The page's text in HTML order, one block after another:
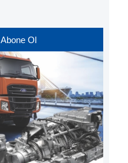
Abone Ol